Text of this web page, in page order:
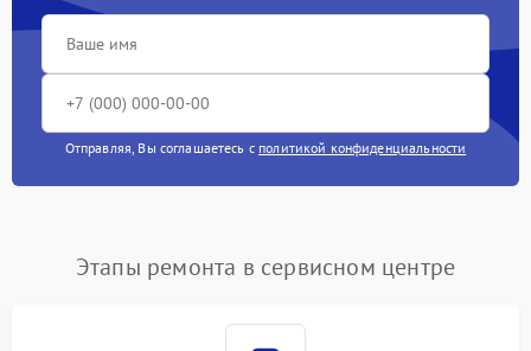
Отправляя, Вы соглашаетесь с политикой конфиденциальности
Этапы ремонта в сервисном центре